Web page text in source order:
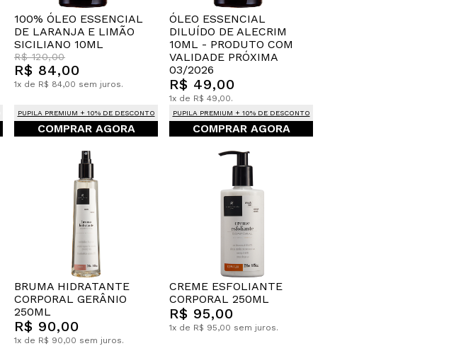
100% ÓLEO ESSENCIAL
DE LARANJA E LIMÃO
SICILIANO 10ML
R$ 120,00
R$ 84,00
1x de R$ 84,00 sem juros.
PUPILA PREMIUM + 10% DE DESCONTO
COMPRAR AGORA
ÓLEO ESSENCIAL
DILUÍDO DE ALECRIM
10ML - PRODUTO COM
VALIDADE PRÓXIMA
03/2026
R$ 49,00
1x de R$ 49,00.
PUPILA PREMIUM + 10% DE DESCONTO
COMPRAR AGORA
BRUMA HIDRATANTE
CORPORAL GERÂNIO
250ML
R$ 90,00
1x de R$ 90,00 sem juros.
CREME ESFOLIANTE
CORPORAL 250ML
R$ 95,00
1x de R$ 95,00 sem juros.